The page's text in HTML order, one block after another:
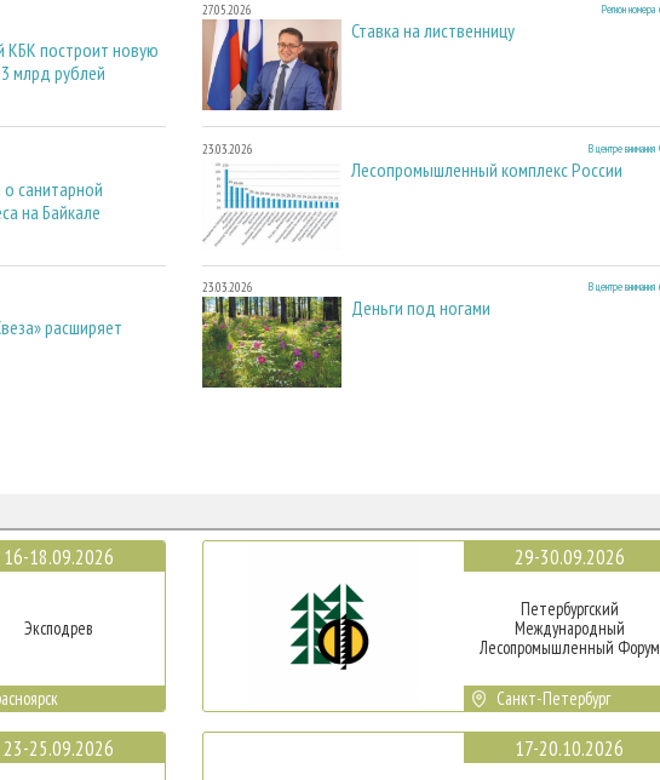
КБК построит новую
млрд рублей
санитарной
на Байкале
расширяет
27.05.2026 Регион номера
Ставка на лиственницу
23.03.2026 В центре внимания
Лесопромышленный комплекс России
23.03.2026 В центре внимания
Деньги под ногами
16-18.09.2026
Эксподрев
23-25.09.2026
29-30.09.2026
Петербургский
Международный
Лесопромышленный Форум
Санкт-Петербург
17-20.10.2026